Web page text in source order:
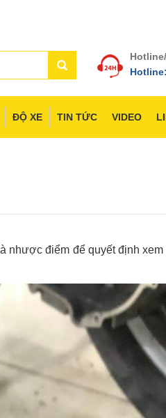
Hotline:
ĐỘ XE TIN TỨC VIDEO
nhược điểm để quyết định